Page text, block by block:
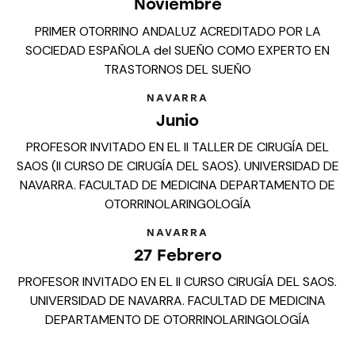
Noviembre
PRIMER OTORRINO ANDALUZ ACREDITADO POR LA
SOCIEDAD ESPAÑOLA del SUEÑO COMO EXPERTO EN
TRASTORNOS DEL SUEÑO
NAVARRA
Junio
PROFESOR INVITADO EN EL II TALLER DE CIRUGÍA DEL
SAOS (II CURSO DE CIRUGÍA DEL SAOS). UNIVERSIDAD DE
NAVARRA. FACULTAD DE MEDICINA DEPARTAMENTO DE
OTORRINOLARINGOLOGÍA
NAVARRA
27 Febrero
PROFESOR INVITADO EN EL II CURSO CIRUGÍA DEL SAOS.
UNIVERSIDAD DE NAVARRA. FACULTAD DE MEDICINA
DEPARTAMENTO DE OTORRINOLARINGOLOGÍA